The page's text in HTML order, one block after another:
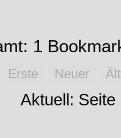
1
Erste Neuer
Aktuell: Seite